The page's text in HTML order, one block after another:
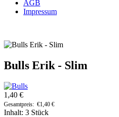
AGB
Impressum
Bulls Erik - Slim
1,40 €
Gesamtpreis: €1,40 €
Inhalt: 3 Stück